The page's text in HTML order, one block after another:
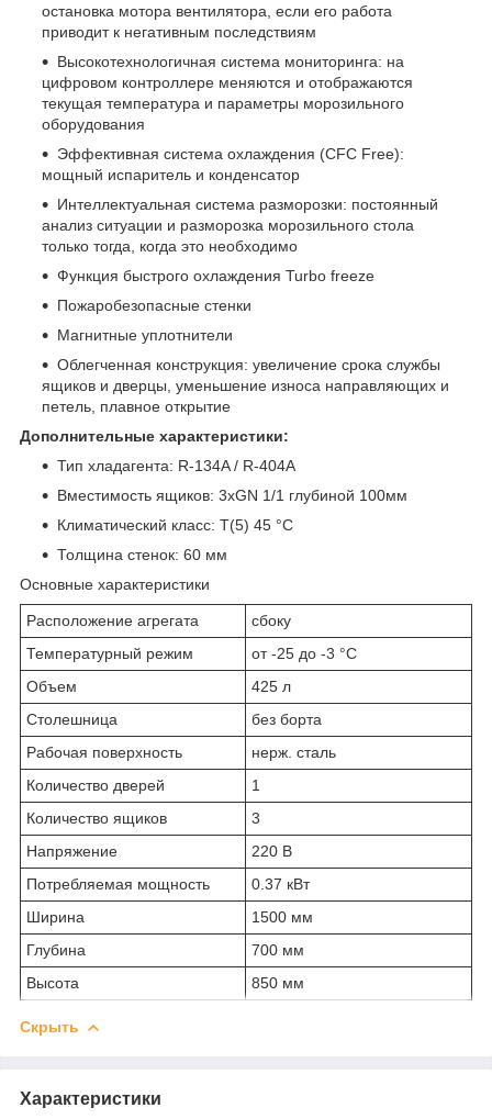
остановка мотора вентилятора, если его работа
приводит к негативным последствиям
Высокотехнологичная система мониторинга: на
цифровом контроллере меняются и отображаются
текущая температура и параметры морозильного
оборудования
Эффективная система охлаждения (CFC Free):
мощный испаритель и конденсатор
Интеллектуальная система разморозки: постоянный
анализ ситуации и разморозка морозильного стола
только тогда, когда это необходимо
Функция быстрого охлаждения Turbo freeze
Пожаробезопасные стенки
Магнитные уплотнители
Облегченная конструкция: увеличение срока службы
ящиков и дверцы, уменьшение износа направляющих и
петель, плавное открытие
Дополнительные характеристики:
Тип хладагента: R-134A / R-404A
Вместимость ящиков: 3хGN 1/1 глубиной 100мм
Климатический класс: T(5) 45 °С
Толщина стенок: 60 мм
Основные характеристики
Расположение агрегата
сбоку
Температурный режим
от -25 до -3 °С
Объем
425 л
Столешница
без борта
Рабочая поверхность
нерж. сталь
Количество дверей
1
Количество ящиков
3
Напряжение
220 В
Потребляемая мощность
0.37 кВт
Ширина
1500 мм
Глубина
700 мм
Высота
850 мм
Скрыть
Характеристики